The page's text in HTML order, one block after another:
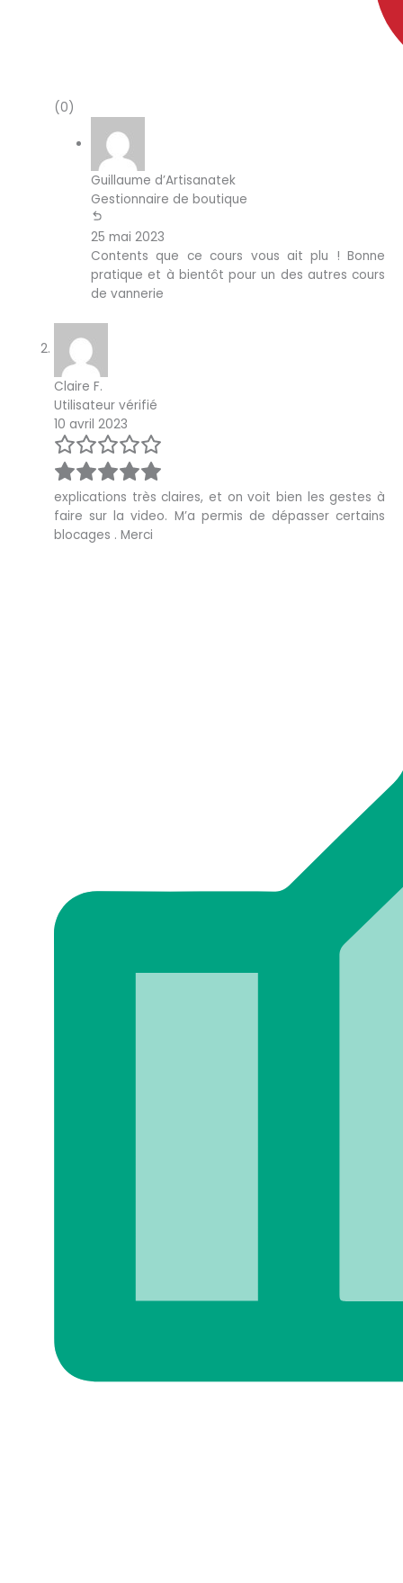
(0)
Guillaume d’Artisanatek
Gestionnaire de boutique
25 mai 2023
Contents que ce cours vous ait plu ! Bonne
pratique et à bientôt pour un des autres cours
de vannerie
Claire F.
Utilisateur vérifié
10 avril 2023
explications très claires, et on voit bien les gestes à
faire sur la video. M’a permis de dépasser certains
blocages . Merci